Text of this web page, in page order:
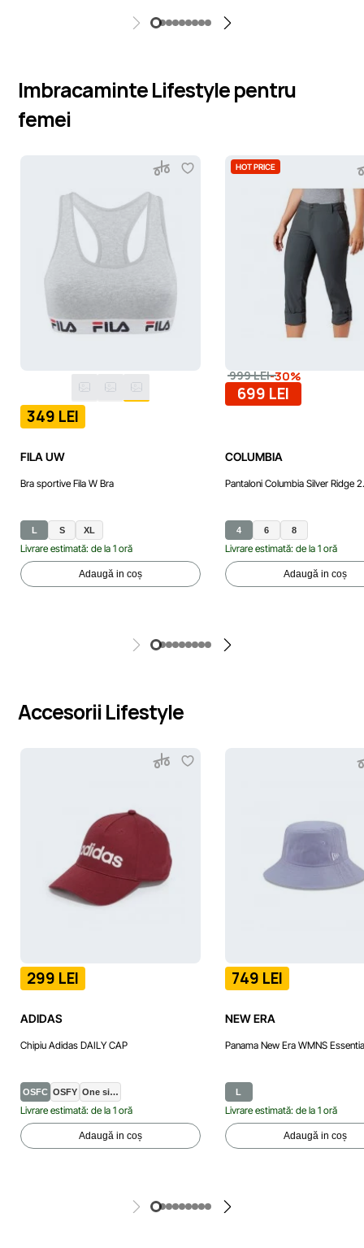
Imbracaminte Lifestyle pentru
femei
349 LEI
FILA UW
Bra sportive Fila W Bra
L S XL
Livrare estimată: de la 1 oră
Adaugă in coș
HOT PRICE
999 LEI-30%
699 LEI
COLUMBIA
Pantaloni Columbia Silver Ridge
4 6 8
Livrare estimată: de la 1 oră
Adaugă in coș
Accesorii Lifestyle
299 LEI
ADIDAS
Chipiu Adidas DAILY CAP
OSFC OSFY One si…
Livrare estimată: de la 1 oră
Adaugă in coș
749 LEI
NEW ERA
Panama New Era WMNS
L
Livrare estimată: de la 1 oră
Adaugă in coș